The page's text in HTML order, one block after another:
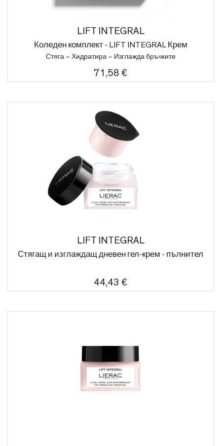
LIFT INTEGRAL
Коледен комплект - LIFT INTEGRAL Крем
Стяга – Хидратира – Изглажда бръчките
71,58 €
LIFT INTEGRAL
Стягащ и изглаждащ дневен гел-крем - пълнител
44,43 €